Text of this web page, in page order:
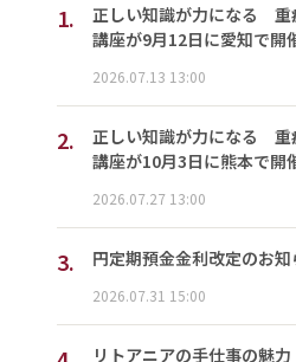
1.
正しい知識が力になる 重
講座が9月12日に愛知で開
2026.07.13 13:00
2.
正しい知識が力になる 重
講座が10月3日に熊本で開
2026.07.27 13:00
3. 円定期預金金利改定のお知
2026.07.31 15:00
リトアニアの手仕事の魅